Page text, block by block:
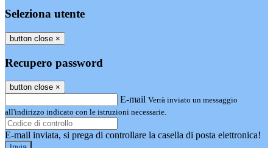
Seleziona utente
button close ×
Recupero password
button close ×
E-mail Verrà inviato un messaggio
all'indirizzo indicato con le istruzioni necessarie.
E-mail inviata, si prega di controllare la casella di posta elettronica!